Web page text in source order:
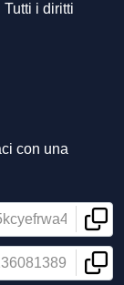
i diritti
con una